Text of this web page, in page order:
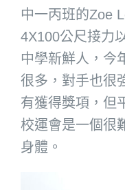
中一丙班的Zoe
4X100公尺接力
中學新鮮人，今
很多，對手也很
有獲得獎項，但
校運會是一個很
身體。